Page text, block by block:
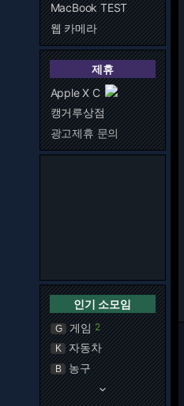
MacBook TEST
웹 카메라
제휴
Apple X C
캥거루상점
광고제휴 문의
인기 소모임
G 게임 2
K 자동차
B 농구
keyboard_arrow_down